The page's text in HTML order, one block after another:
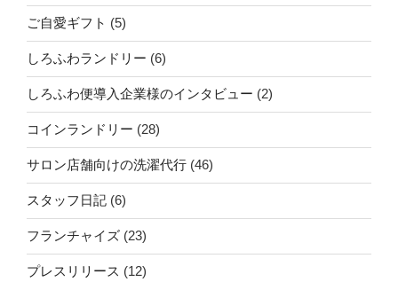
ご自愛ギフト (5)
しろふわランドリー (6)
しろふわ便導入企業様のインタビュー (2)
コインランドリー (28)
サロン店舗向けの洗濯代行 (46)
スタッフ日記 (6)
フランチャイズ (23)
プレスリリース (12)